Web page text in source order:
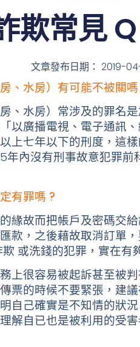
欺常見
文章發布日期： 2019-
、水房）有可能不被關
、水房）常涉及的罪名
以廣播電視、電子通訊
上七年以下的刑度，這
內沒有刑事故意犯罪
有罪嗎 ?
緣故而把帳戶及密碼交
款，之後藉故取消訂單
或洗錢的犯罪，實在有
上很容易被起訴甚至被
票的時候不要緊張，建
自己確實是不知情的狀
解自已也是被利用的受